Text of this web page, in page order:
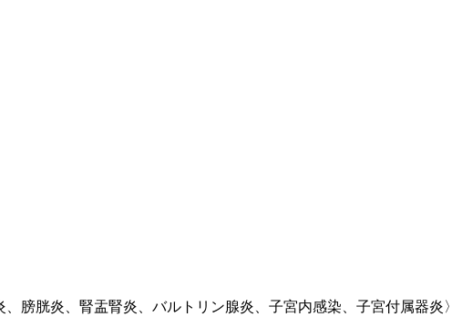
膀胱炎、腎盂腎炎、バルトリン腺炎、子宮内感染、子宮付属器炎〉